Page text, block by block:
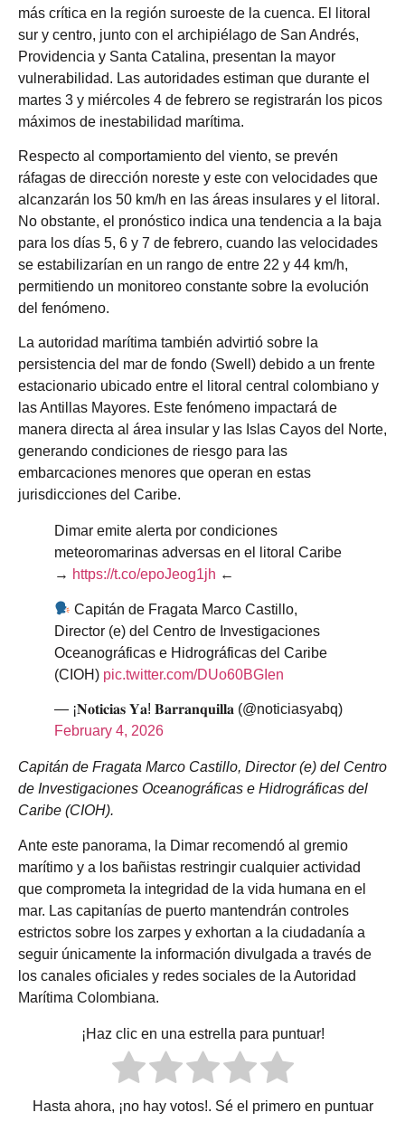
más crítica en la región suroeste de la cuenca. El litoral
sur y centro, junto con el archipiélago de San Andrés,
Providencia y Santa Catalina, presentan la mayor
vulnerabilidad. Las autoridades estiman que durante el
martes 3 y miércoles 4 de febrero se registrarán los picos
máximos de inestabilidad marítima.
Respecto al comportamiento del viento, se prevén
ráfagas de dirección noreste y este con velocidades que
alcanzarán los 50 km/h en las áreas insulares y el litoral.
No obstante, el pronóstico indica una tendencia a la baja
para los días 5, 6 y 7 de febrero, cuando las velocidades
se estabilizarían en un rango de entre 22 y 44 km/h,
permitiendo un monitoreo constante sobre la evolución
del fenómeno.
La autoridad marítima también advirtió sobre la
persistencia del mar de fondo (Swell) debido a un frente
estacionario ubicado entre el litoral central colombiano y
las Antillas Mayores. Este fenómeno impactará de
manera directa al área insular y las Islas Cayos del Norte,
generando condiciones de riesgo para las
embarcaciones menores que operan en estas
jurisdicciones del Caribe.
Dimar emite alerta por condiciones
meteoromarinas adversas en el litoral Caribe
→ https://t.co/epoJeog1jh ←
Capitán de Fragata Marco Castillo,
Director (e) del Centro de Investigaciones
Oceanográficas e Hidrográficas del Caribe
(CIOH) pic.twitter.com/DUo60BGIen
— ¡𝐍𝐨𝐭𝐢𝐜𝐢𝐚𝐬 𝐘𝐚! 𝐁𝐚𝐫𝐫𝐚𝐧𝐪𝐮𝐢𝐥𝐥𝐚 (@noticiasyabq)
February 4, 2026
Capitán de Fragata Marco Castillo, Director (e) del Centro
de Investigaciones Oceanográficas e Hidrográficas del
Caribe (CIOH).
Ante este panorama, la Dimar recomendó al gremio
marítimo y a los bañistas restringir cualquier actividad
que comprometa la integridad de la vida humana en el
mar. Las capitanías de puerto mantendrán controles
estrictos sobre los zarpes y exhortan a la ciudadanía a
seguir únicamente la información divulgada a través de
los canales oficiales y redes sociales de la Autoridad
Marítima Colombiana.
¡Haz clic en una estrella para puntuar!
Hasta ahora, ¡no hay votos!. Sé el primero en puntuar